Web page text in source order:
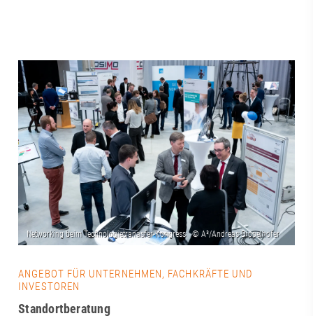
ANGEBOT FÜR UNTERNEHMEN, FACHKRÄFTE UND
INVESTOREN
Standortberatung